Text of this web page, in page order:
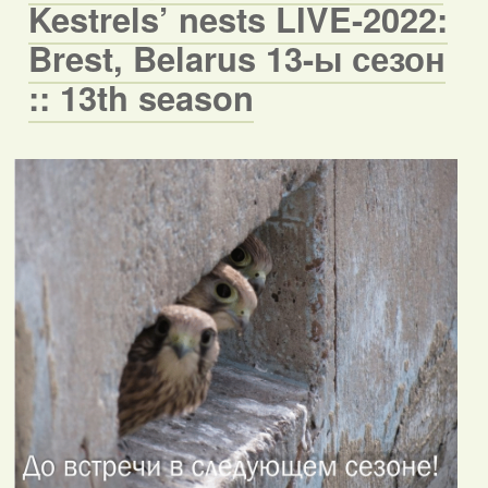
Kestrels’ nests LIVE-2022:
Brest, Belarus 13-ы сезон
:: 13th season